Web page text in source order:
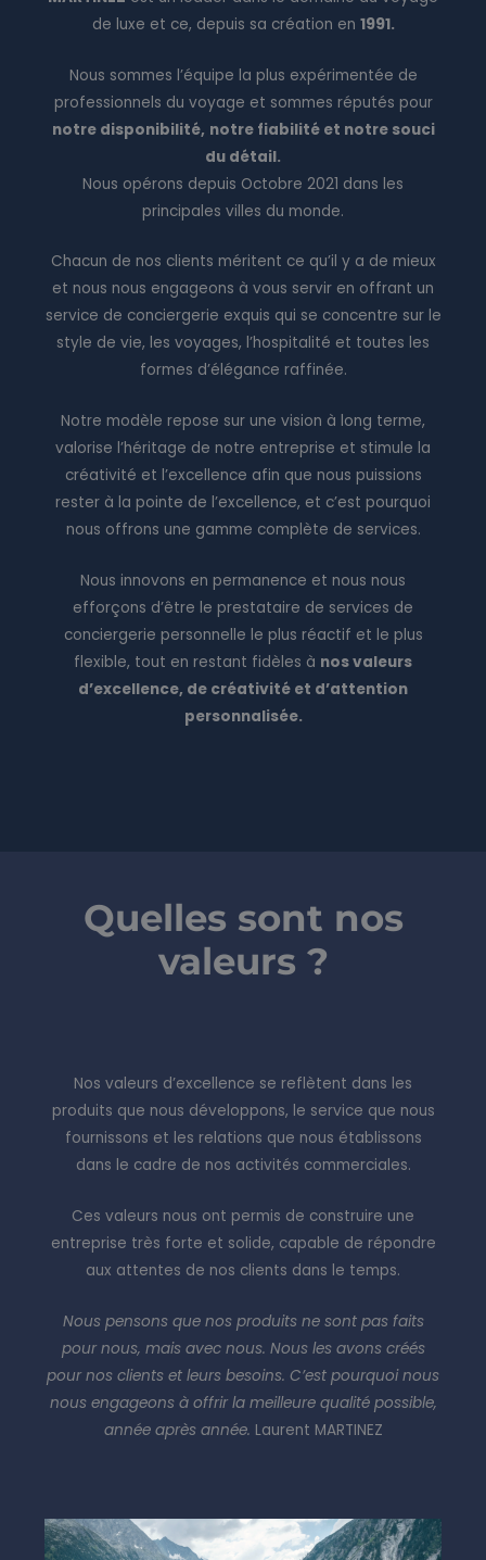
de luxe et ce, depuis sa création en 1991.
Nous sommes l’équipe la plus expérimentée de
professionnels du voyage et sommes réputés pour
notre disponibilité, notre fiabilité et notre souci
du détail.
Nous opérons depuis Octobre 2021 dans les
principales villes du monde.
Chacun de nos clients méritent ce qu’il y a de mieux
et nous nous engageons à vous servir en offrant un
service de conciergerie exquis qui se concentre sur le
style de vie, les voyages, l’hospitalité et toutes les
formes d’élégance raffinée.
Notre modèle repose sur une vision à long terme,
valorise l’héritage de notre entreprise et stimule la
créativité et l’excellence afin que nous puissions
rester à la pointe de l’excellence, et c’est pourquoi
nous offrons une gamme complète de services.
Nous innovons en permanence et nous nous
efforçons d’être le prestataire de services de
conciergerie personnelle le plus réactif et le plus
flexible, tout en restant fidèles à nos valeurs
d’excellence, de créativité et d’attention
personnalisée.
Quelles sont nos
valeurs ?
Nos valeurs d’excellence se reflètent dans les
produits que nous développons, le service que nous
fournissons et les relations que nous établissons
dans le cadre de nos activités commerciales.
Ces valeurs nous ont permis de construire une
entreprise très forte et solide, capable de répondre
aux attentes de nos clients dans le temps.
Nous pensons que nos produits ne sont pas faits
pour nous, mais avec nous. Nous les avons créés
pour nos clients et leurs besoins. C’est pourquoi nous
nous engageons à offrir la meilleure qualité possible,
année après année. Laurent MARTINEZ